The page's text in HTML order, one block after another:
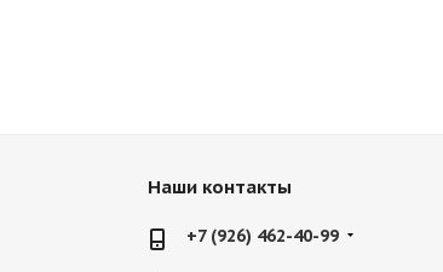
Наши контакты
+7 (926) 462-40-99